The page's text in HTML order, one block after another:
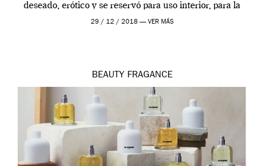
deseado, erótico y se reservó para uso interior, para la
ropa […]
29 / 12 / 2018 — VER MÁS
BEAUTY FRAGANCE